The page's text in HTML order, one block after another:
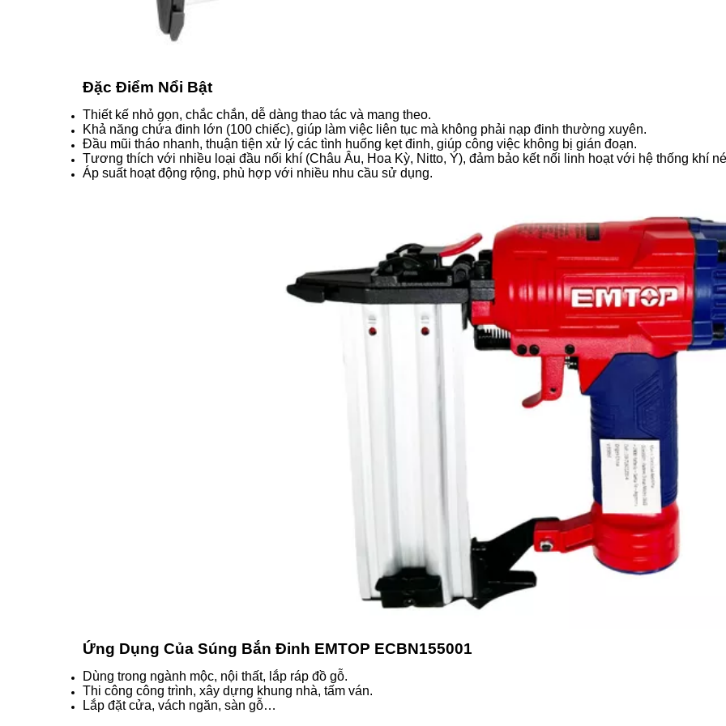
Đặc Điểm Nổi Bật
Thiết kế nhỏ gọn, chắc chắn, dễ dàng thao tác và mang theo.
Khả năng chứa đinh lớn (100 chiếc), giúp làm việc liên tục mà không phải nạp đinh thường xuyên.
Đầu mũi tháo nhanh, thuận tiện xử lý các tình huống kẹt đinh, giúp công việc không bị gián đoạn.
Tương thích với nhiều loại đầu nối khí (Châu Âu, Hoa Kỳ, Nitto, Ý), đảm bảo kết nối linh hoạt với hệ thống khí
Áp suất hoạt động rộng, phù hợp với nhiều nhu cầu sử dụng.
Ứng Dụng Của Súng Bắn Đinh EMTOP ECBN155001
Dùng trong ngành mộc, nội thất, lắp ráp đồ gỗ.
Thi công công trình, xây dựng khung nhà, tấm ván.
Lắp đặt cửa, vách ngăn, sàn gỗ…